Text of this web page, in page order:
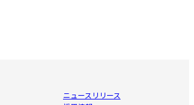
ニュースリリース